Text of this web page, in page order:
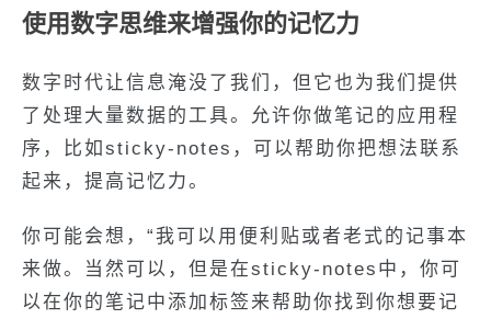
使用数字思维来增强你的记忆力
数字时代让信息淹没了我们，但它也为我们提供
了处理大量数据的工具。允许你做笔记的应用程
序，比如sticky-notes，可以帮助你把想法联系
起来，提高记忆力。
你可能会想，“我可以用便利贴或者老式的记事本
来做。当然可以，但是在sticky-notes中，你可
以在你的笔记中添加标签来帮助你找到你想要记